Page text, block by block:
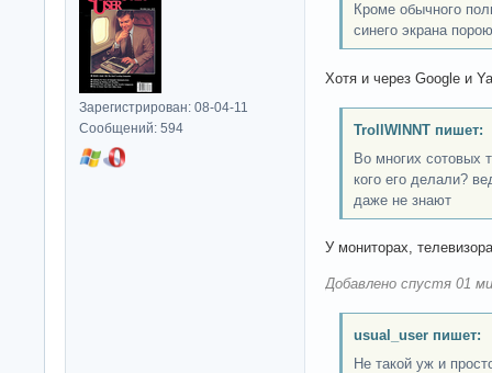
Зарегистрирован: 08-04-11
Сообщений: 594
Кроме обычного
синего экрана
Хотя и через Google и
TrollWINNT пишет:
Во многих сотовых
кого его делали?
даже не знают
У мониторах,
Добавлено спустя 01
usual_user пишет:
Не такой уж и